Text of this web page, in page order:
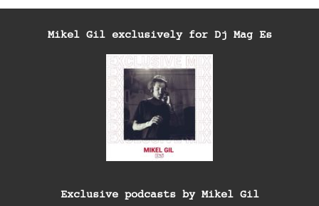
Mikel Gil exclusively for Dj Mag Es
Exclusive podcasts by Mikel Gil